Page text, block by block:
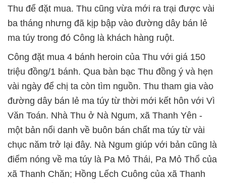
Thu để đặt mua. Thu cũng vừa mới ra trại được vài
ba tháng nhưng đã kịp bập vào đường dây bán lẻ
ma túy trong đó Công là khách hàng ruột.
Công đặt mua 4 bánh heroin của Thu với giá 150
triệu đồng/1 bánh. Qua bàn bạc Thu đồng ý và hẹn
vài ngày để chị ta còn tìm nguồn. Thu tham gia vào
đường dây bán lẻ ma túy từ thời mới kết hôn với Vì
Văn Toán. Nhà Thu ở Nà Ngum, xã Thanh Yên -
một bản nổi danh về buôn bán chất ma túy từ vài
chục năm trở lại đây. Nà Ngum giúp với bản cũng là
điểm nóng về ma túy là Pa Mỏ Thái, Pa Mỏ Thổ của
xã Thanh Chăn; Hồng Lếch Cuông của xã Thanh